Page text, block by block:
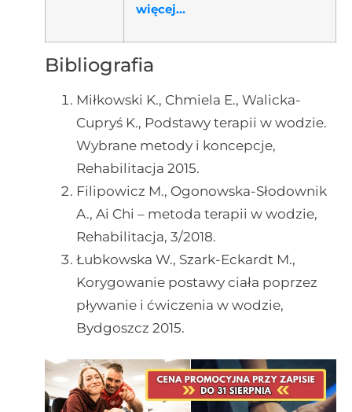
więcej...
Bibliografia
Miłkowski K., Chmiela E., Walicka-
Cupryś K., Podstawy terapii w wodzie.
Wybrane metody i koncepcje,
Rehabilitacja 2015.
Filipowicz M., Ogonowska-Słodownik
A., Ai Chi – metoda terapii w wodzie,
Rehabilitacja, 3/2018.
Łubkowska W., Szark-Eckardt M.,
Korygowanie postawy ciała poprzez
pływanie i ćwiczenia w wodzie,
Bydgoszcz 2015.